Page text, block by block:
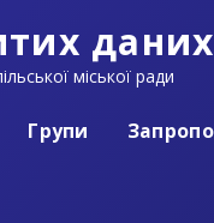
міської ради
Групи